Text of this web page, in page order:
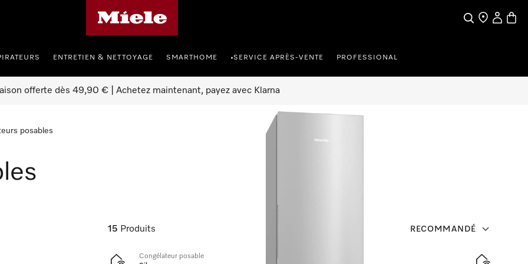
SearchFind a store
My
ENTRETIEN & NETTOYAGE SMARTHOME •SERVICE APRÈS-VENTE PROFESSIONAL
offerte dès 49,90 € | Achetez maintenant, payez avec Klarna
posables
15 Produits RECOMMANDÉ
Congélateur posable